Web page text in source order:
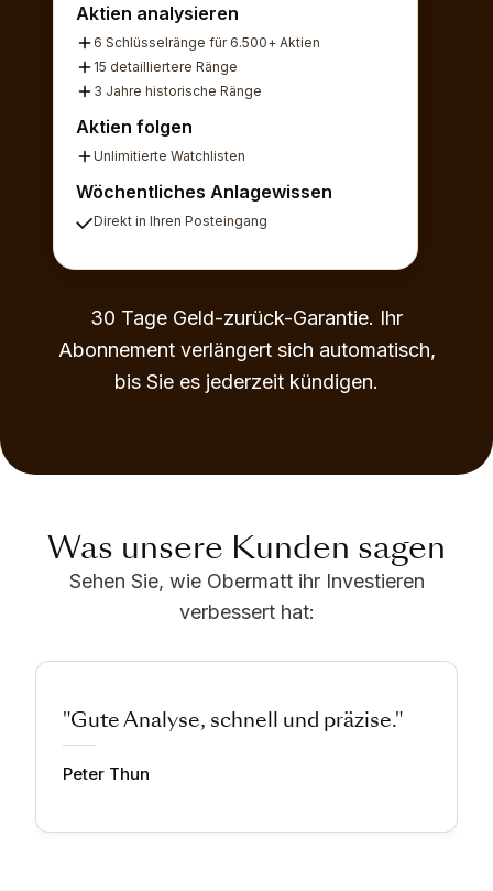
Aktien analysieren
6 Schlüsselränge für 6.500+ Aktien
15 detailliertere Ränge
3 Jahre historische Ränge
Aktien folgen
Unlimitierte Watchlisten
Wöchentliches Anlagewissen
Direkt in Ihren Posteingang
30 Tage Geld-zurück-Garantie. Ihr
Abonnement verlängert sich automatisch,
bis Sie es jederzeit kündigen.
Was unsere Kunden sagen
Sehen Sie, wie Obermatt ihr Investieren
verbessert hat:
"Gute Analyse, schnell und präzise."
Peter Thun